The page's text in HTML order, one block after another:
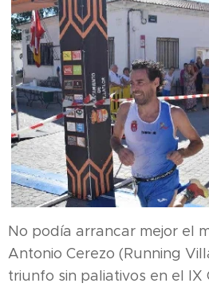
No podía arrancar mejor el
Antonio Cerezo (Running
triunfo sin paliativos en el IX